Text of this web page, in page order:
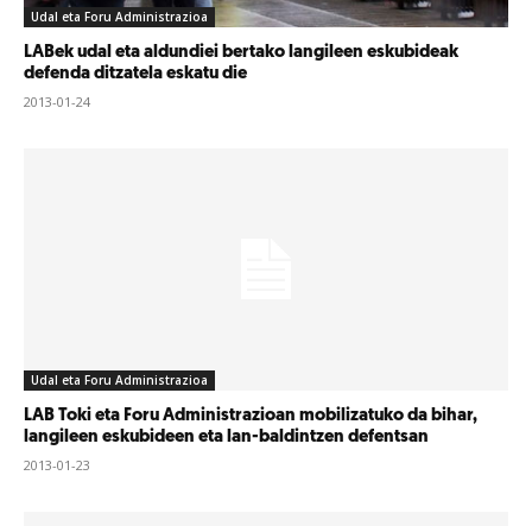
Udal eta Foru Administrazioa
LABek udal eta aldundiei bertako langileen eskubideak
defenda ditzatela eskatu die
2013-01-24
Udal eta Foru Administrazioa
LAB Toki eta Foru Administrazioan mobilizatuko da bihar,
langileen eskubideen eta lan-baldintzen defentsan
2013-01-23